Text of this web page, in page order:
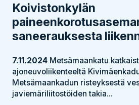
Koivistonkylän
saneerauksesta
7.11.2024 Metsämaankatu
ajoneuvoliikenteeltä
Metsämaankadun risteyksestä
javiemäriliitostöiden takia...